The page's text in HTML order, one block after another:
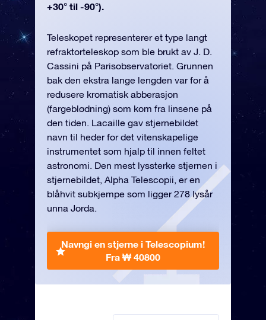
+30° til -90°).
Teleskopet representerer et type langt
refraktorteleskop som ble brukt av J. D.
Cassini på Parisobservatoriet. Grunnen
bak den ekstra lange lengden var for å
redusere kromatisk abberasjon
(fargeblødning) som kom fra linsene på
den tiden. Lacaille gav stjernebildet
navn til heder for det vitenskapelige
instrumentet som hjalp til innen feltet
astronomi. Den mest lyssterke stjernen i
stjernebildet, Alpha Telescopii, er en
blåhvit subkjempe som ligger 278 lysår
unna Jorda.
Navngi en stjerne i Telescopium!
Fra ₩ 40800